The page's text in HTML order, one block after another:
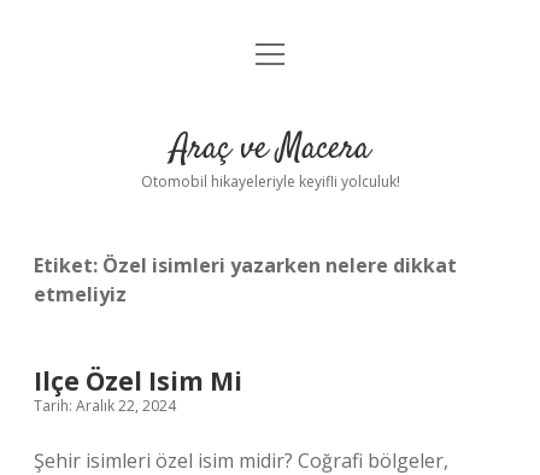
Anasayfa
Yasal Uyarı
menüyü
Araç ve Macera
Otomobil hikayeleriyle keyifli yolculuk!
Etiket: Özel isimleri yazarken nelere dikkat
etmeliyiz
Ilçe Özel Isim Mi
Tarih: Aralık 22, 2024
Şehir isimleri özel isim midir? Coğrafi bölgeler,